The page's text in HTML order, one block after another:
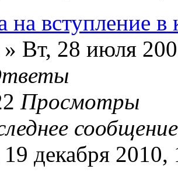
на вступление в
» Вт, 28 июля
Просмотры
декабря 2010,